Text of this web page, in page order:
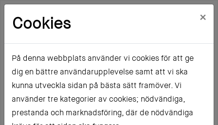
Mina sidor
Registrera dig
Registrering sökande
Registrering sökande
Cookies ×
På denna webbplats använder vi cookies för att ge
dig en bättre användarupplevelse samt att vi ska
kunna utveckla sidan på bästa sätt framöver. Vi
använder tre kategorier av cookies; nödvändiga,
prestanda och marknadsföring, där de nödvändiga